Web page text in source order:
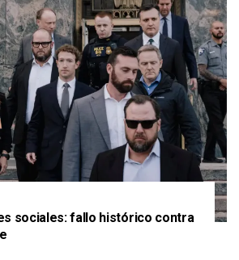
sociales: fallo histórico contra